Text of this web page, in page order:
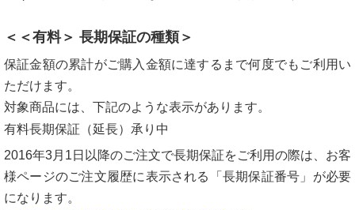
＜＜有料＞ 長期保証の種類＞
保証金額の累計がご購入金額に達するまで何度でもご利用い
ただけます。
対象商品には、下記のような表示があります。
有料長期保証（延長）承り中
2016年3月1日以降のご注文で長期保証をご利用の際は、お客
様ページのご注文履歴に表示される「長期保証番号」が必要
になります。